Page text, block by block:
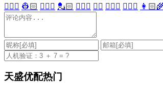
👷🏻‍♀️ 👷🏻 💂🏻‍♀️ 💂🏻 🕵🏻‍♀️ 🕵🏻 👩🏻‍⚕️ 👨🏻‍⚕️
天盛优配热门